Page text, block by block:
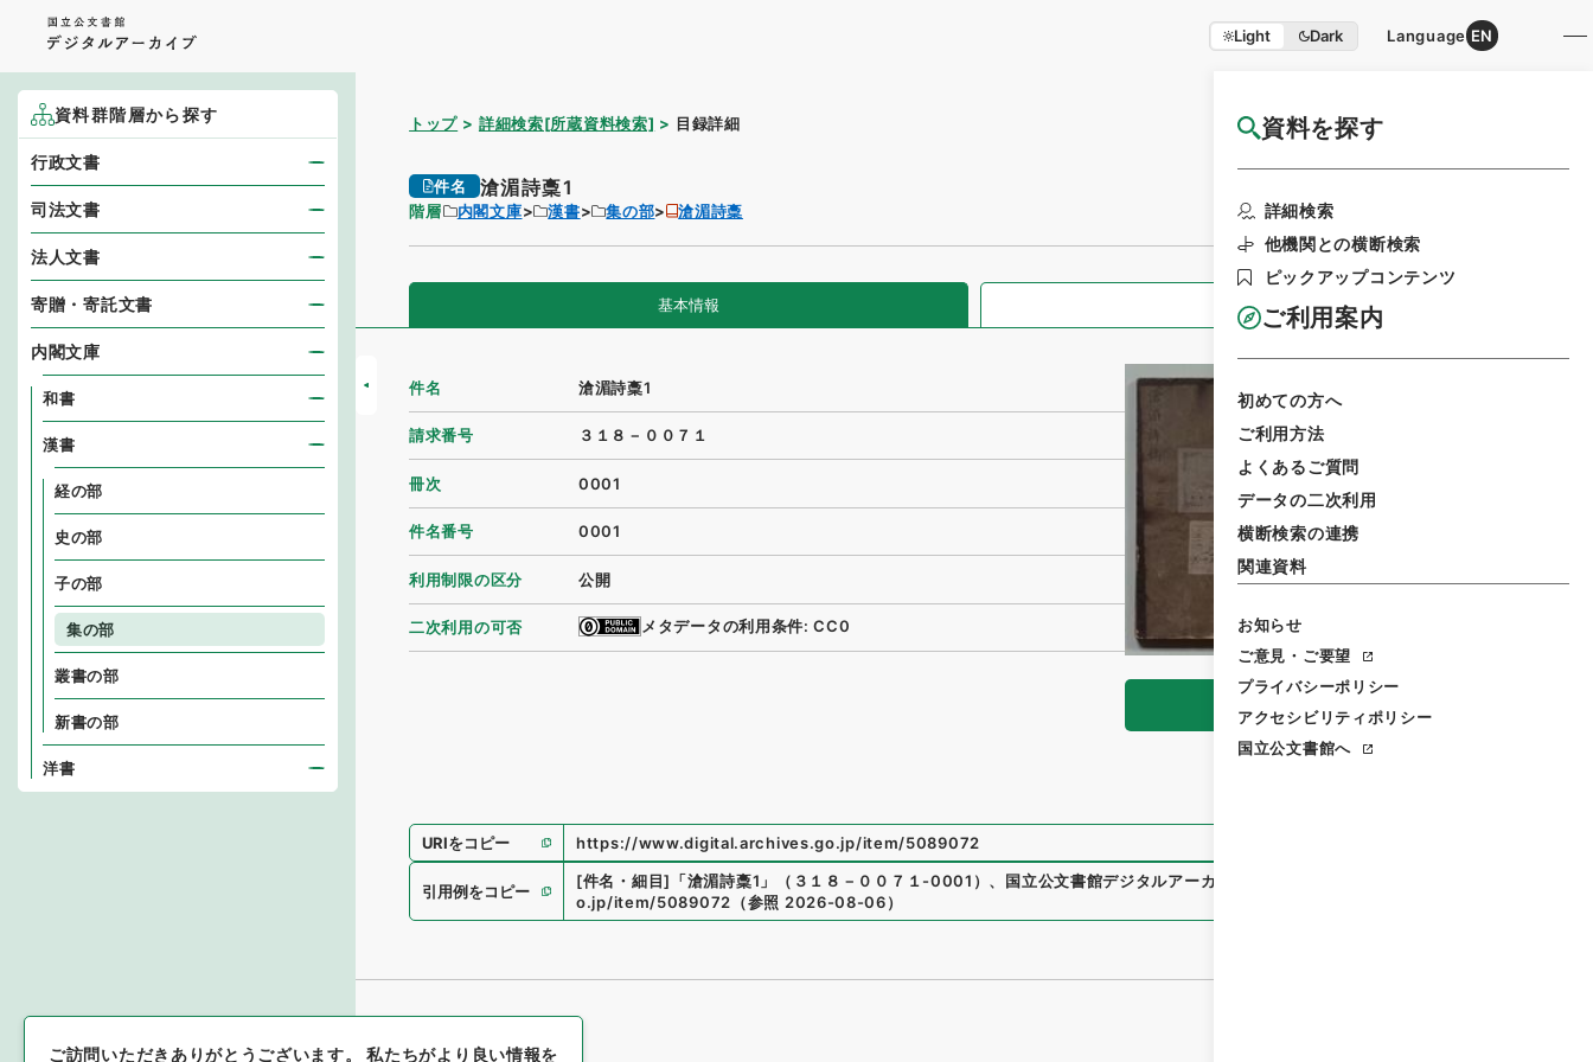
Light Dark Language EN
資料を探す
詳細検索
他機関との横断検索
ピックアップコンテンツ
ご利用案内
初めての方へ
ご利用方法
よくあるご質問
データの二次利用
横断検索の連携
関連資料
お知らせ
ご意見・ご要望
プライバシーポリシー
アクセシビリティポリシー
国立公文書館へ
トップ 詳細検索[所蔵資料検索] 目録詳細 国立公文書館HP利用案内
件名 滄湄詩稾1
階層 内閣文庫 漢書 集の部 滄湄詩稾
基本情報 全ての情報
件名 滄湄詩稾1
請求番号 ３１８－００７１
冊次 0001
件名番号 0001
利用制限の区分 公開
二次利用の可否 メタデータの利用条件: CC0
URIをコピー https://www.digital.archives.go.jp/item/5089072
引用例をコピー
[件名・細目] 「滄湄詩稾1 」 （ ３１８－００７１-0001 ） 、 国立公文書館デジタルアーカイブ
o.jp/item/5089072 （参照 2026-08-06）
資料群階層から探す
行政文書
司法文書
法人文書
寄贈・寄託文書
内閣文庫
和書
漢書
経の部
史の部
子の部
集の部
叢書の部
新書の部
洋書
ご訪問いただきありがとうございます。私たちがより良い情報を